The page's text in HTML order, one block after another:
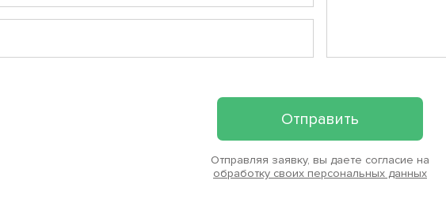
Отправить
Отправляя заявку, вы даете согласие на
обработку своих персональных данных